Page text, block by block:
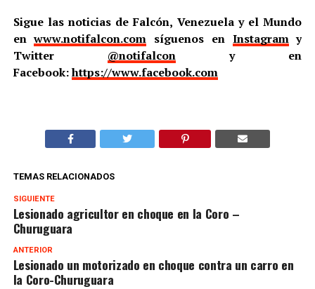
Sigue las noticias de Falcón, Venezuela y el Mundo
enwww.notifalcon.com síguenos en Instagramy
Twitter @notifalcony en
Facebook:https://www.facebook.com
TEMAS RELACIONADOS
SIGUIENTE
Lesionado agricultor en choque en la Coro –
Churuguara
ANTERIOR
Lesionado un motorizado en choque contra un carro en
la Coro-Churuguara